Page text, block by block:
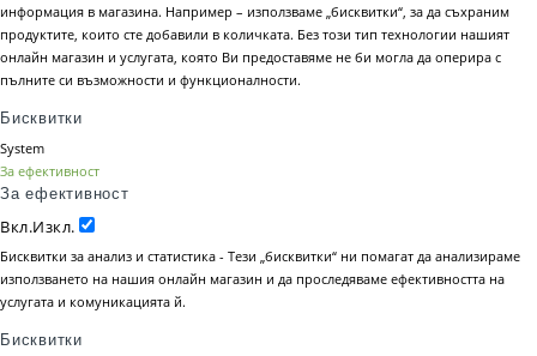
информация в магазина. Например – използваме „бисквитки“, за да съхраним
продуктите, които сте добавили в количката. Без този тип технологии нашият
онлайн магазин и услугата, която Ви предоставяме не би могла да оперира с
пълните си възможности и функционалности.
Бисквитки
System
За ефективност
За ефективност
Вкл.Изкл.
Бисквитки за анализ и статистика - Тези „бисквитки“ ни помагат да анализираме
използването на нашия онлайн магазин и да проследяваме ефективността на
услугата и комуникацията й.
Бисквитки